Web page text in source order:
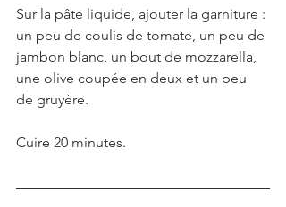
Sur la pâte liquide, ajouter la garniture :
un peu de coulis de tomate, un peu de
jambon blanc, un bout de mozzarella,
une olive coupée en deux et un peu
de gruyère.
Cuire 20 minutes.